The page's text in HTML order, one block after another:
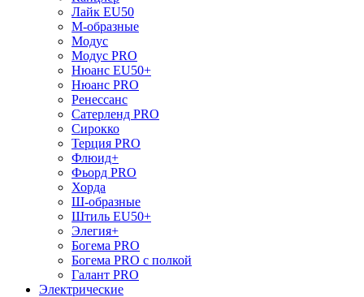
Лайк EU50
М-образные
Модус
Модус PRO
Нюанс EU50+
Нюанс PRO
Ренессанс
Сатерленд PRO
Сирокко
Терция PRO
Флюид+
Фьорд PRO
Хорда
Ш-образные
Штиль EU50+
Элегия+
Богема PRO
Богема PRO с полкой
Галант PRO
Электрические